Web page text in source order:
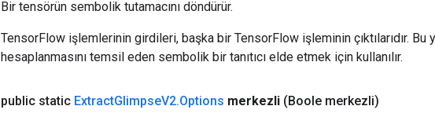
Bir tensörün sembolik tutamacını döndürür.
TensorFlow işlemlerinin girdileri, başka bir TensorFlow işleminin çıktılarıdır. Bu
hesaplanmasını temsil eden sembolik bir tanıtıcı elde etmek için kullanılır.
public static ExtractGlimpseV2.Options merkezli (Boole merkezli)